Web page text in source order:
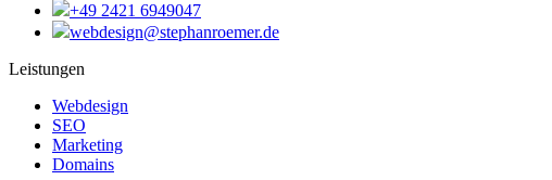
+49 2421 6949047
webdesign@stephanroemer.de
Leistungen
Webdesign
SEO
Marketing
Domains